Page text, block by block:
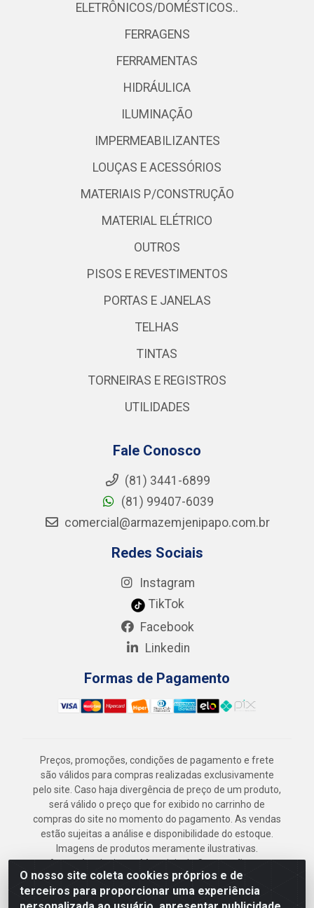
O nosso site coleta cookies próprios e de
terceiros para proporcionar uma experiência
ELETRÔNICOS/DOMÉSTICOS..
FERRAGENS
FERRAMENTAS
HIDRÁULICA
ILUMINAÇÃO
IMPERMEABILIZANTES
LOUÇAS E ACESSÓRIOS
MATERIAIS P/CONSTRUÇÃO
MATERIAL ELÉTRICO
OUTROS
PISOS E REVESTIMENTOS
PORTAS E JANELAS
TELHAS
TINTAS
TORNEIRAS E REGISTROS
UTILIDADES
Fale Conosco
(81) 3441-6899
(81) 99407-6039
comercial@armazemjenipapo.com.br
Redes Sociais
Instagram
TikTok
Facebook
Linkedin
Formas de Pagamento
Preços, promoções, condições de pagamento e frete
são válidos para compras realizadas exclusivamente
pelo site. Caso haja divergência de preço de um produto,
será válido o preço que for exibido no carrinho de
compras do site no momento do pagamento. As vendas
estão sujeitas a análise e disponibilidade do estoque.
Imagens de produtos meramente ilustrativas.
Armazém Jenipapo Materiais de Construção em
Geral LTDA - Rua das Flores, 2691 - Guabiraba,
Recife/PE - CEP 52.291-630 - CNPJ